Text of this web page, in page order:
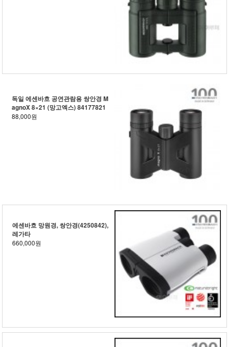
독일 에센바흐 공연관람용 쌍안경 M
agnoX 8×21 (망고엑스) 84177821
88,000원
에센바흐 망원경, 쌍안경(4250842),
레가타
660,000원